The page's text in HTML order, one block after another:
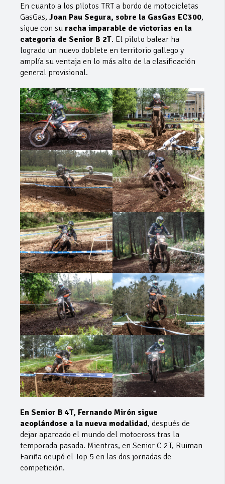
En cuanto a los pilotos TRT a bordo de motocicletas
GasGas, Joan Pau Segura, sobre la GasGas EC300,
sigue con su racha imparable de victorias en la
categoría de Senior B 2T. El piloto balear ha
logrado un nuevo doblete en territorio gallego y
amplía su ventaja en lo más alto de la clasificación
general provisional.
En Senior B 4T, Fernando Mirón sigue
acoplándose a la nueva modalidad, después de
dejar aparcado el mundo del motocross tras la
temporada pasada. Mientras, en Senior C 2T, Ruiman
Fariña ocupó el Top 5 en las dos jornadas de
competición.